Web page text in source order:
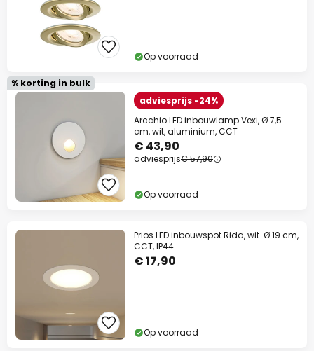
Op voorraad
% korting in bulk
adviesprijs -24%
Arcchio LED inbouwlamp Vexi, Ø 7,5
cm, wit, aluminium, CCT
€ 43,90
adviesprijs€ 57,90
Op voorraad
Prios LED inbouwspot Rida, wit. Ø 19 cm,
CCT, IP44
€ 17,90
Op voorraad